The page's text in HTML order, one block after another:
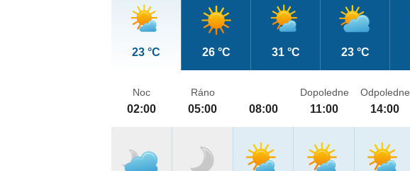
23 °C 26 °C 31 °C 23 °C
Noc
02:00
Ráno
05:00 08:00
Dopoledne
11:00
Odpoledne
14:00